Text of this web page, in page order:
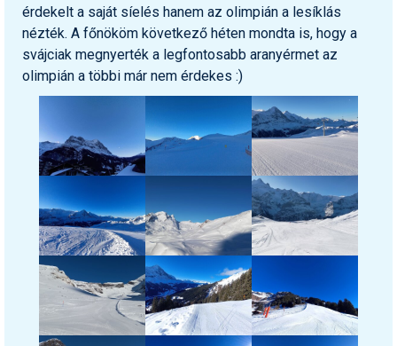
Munkavállalás
Olvasnivaló
Pályázatok
Rajzok
Síbörze
Sícipő
Sífelszerelés
Sífutás
érdekelt a saját síelés hanem az olimpián a lesíklás
nézték. A főnököm következő héten mondta is, hogy a
svájciak megnyerték a legfontosabb aranyérmet az
olimpián a többi már nem érdekes :)